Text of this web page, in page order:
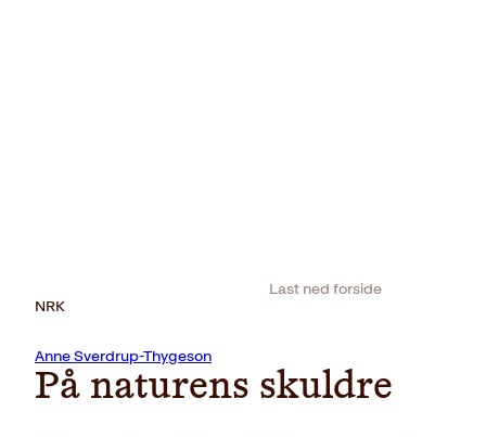
Last ned forside
NRK
Anne Sverdrup-Thygeson
På naturens skuldre